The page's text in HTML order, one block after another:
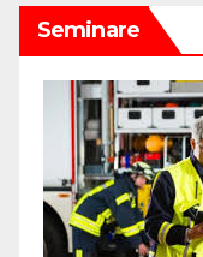
Seminare